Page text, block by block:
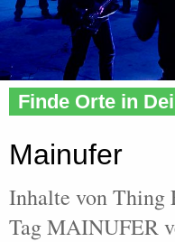
Home» Tags »
Finde Orte in
Mainufer
Inhalte von Thing
Tag MAINUFER
Activity
Recent Posts